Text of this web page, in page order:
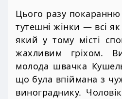
Цього разу покаранню
тутешні жінки — всі
який у тому місті
жахливим гріхом.
молода швачка
що була впіймана з
винограднику.